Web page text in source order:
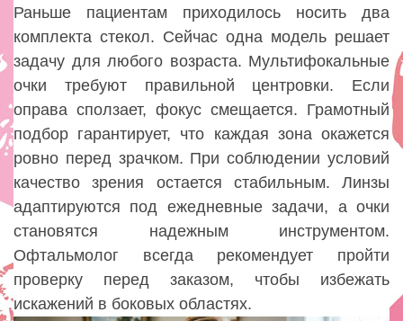
Раньше пациентам приходилось носить два
комплекта стекол. Сейчас одна модель решает
задачу для любого возраста. Мультифокальные
очки требуют правильной центровки. Если
оправа сползает, фокус смещается. Грамотный
подбор гарантирует, что каждая зона окажется
ровно перед зрачком. При соблюдении условий
качество зрения остается стабильным. Линзы
адаптируются под ежедневные задачи, а очки
становятся надежным инструментом.
Офтальмолог всегда рекомендует пройти
проверку перед заказом, чтобы избежать
искажений в боковых областях.